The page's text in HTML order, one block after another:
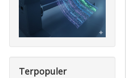
Terpopuler